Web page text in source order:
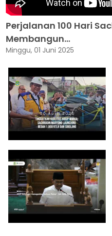
Perjalanan 100 Hari
Membangun...
Minggu, 01 Juni 2025